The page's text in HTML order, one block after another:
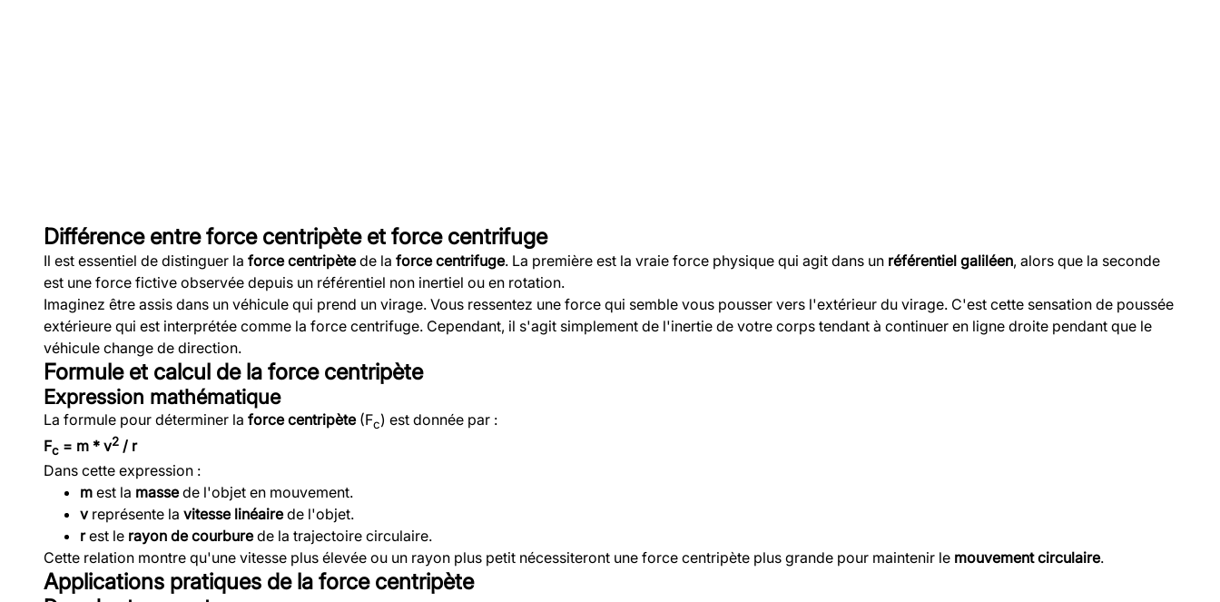
Différence entre force centripète et force centrifuge
Il est essentiel de distinguer la force centripètede la force centrifuge. La première est la vraie force physique qui agit dans un référentiel galiléen, alors que la seconde
est une force fictive observée depuis un référentiel non inertiel ou en rotation.
Imaginez être assis dans un véhicule qui prend un virage. Vous ressentez une force qui semble vous pousser vers l'extérieur du virage. C'est cette sensation de poussée
extérieure qui est interprétée comme la force centrifuge. Cependant, il s'agit simplement de l'inertie de votre corps tendant à continuer en ligne droite pendant que le
véhicule change de direction.
Formule et calcul de la force centripète
Expression mathématique
La formule pour déterminer la force centripète(Fc) est donnée par :
Fc = m * v2 / r
Dans cette expression :
m est la massede l'objet en mouvement.
v représente la vitesse linéairede l'objet.
rest le rayon de courburede la trajectoire circulaire.
Cette relation montre qu'une vitesse plus élevée ou un rayon plus petit nécessiteront une force centripète plus grande pour maintenir le mouvement circulaire.
Applications pratiques de la force centripète